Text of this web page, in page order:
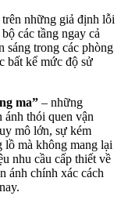
những giả định lỗi
các tầng ngay cả
trong các phòng
bất kể mức độ sử
ma” – những
ánh thói quen vận
mô lớn, sự kém
lồ mà không mang lại
nhu cầu cấp thiết về
ánh chính xác cách